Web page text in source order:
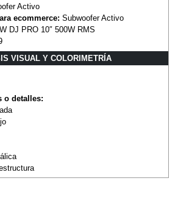
Activo
ecommerce: Subwoofer Activo
DJ PRO 10″ 500W RMS
VISUAL Y COLORIMETRÍA
o detalles: